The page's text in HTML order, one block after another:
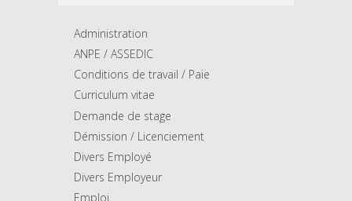
Administration
ANPE / ASSEDIC
Conditions de travail / Paie
Curriculum vitae
Demande de stage
Démission / Licenciement
Divers Employé
Divers Employeur
Emploi